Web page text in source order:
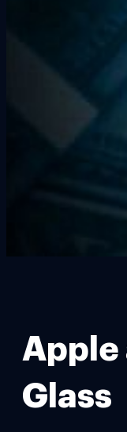
Apple
Glass